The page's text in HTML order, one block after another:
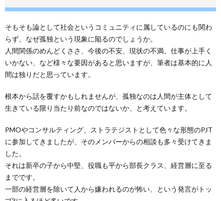
そもそも論として社会というコミュニティに属しているのにも関わ
らず、なぜ孤独という現象に陥るのでしょうか。
人間関係のめんどくささ、今後の不安、現状の不満、仕事が上手く
いかない、など様々な要因があると思いますが、筆者は基本的に人
間は独りだと思っています。
根本から話を覆すかもしれませんが、孤独なのは人間が主体として
生きている限り当たり前なのではないか、と考えています。
PMOやコンサルティング、ストラテジストとして色々な形態のPJT
に参加してきましたが、そのメンバーからの相談も多々受けてきま
した。
それは新卒の子から中堅、役職も平から部長クラス、経営層に至る
までです。
一部の経営層を除いて人から嫌われるのが怖い、という発言がトッ